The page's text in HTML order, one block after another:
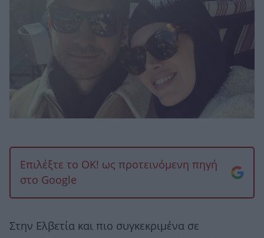
Επιλέξτε το OK! ως προτεινόμενη πηγή
στο Google
Στην Ελβετία και πιο συγκεκριμένα σε